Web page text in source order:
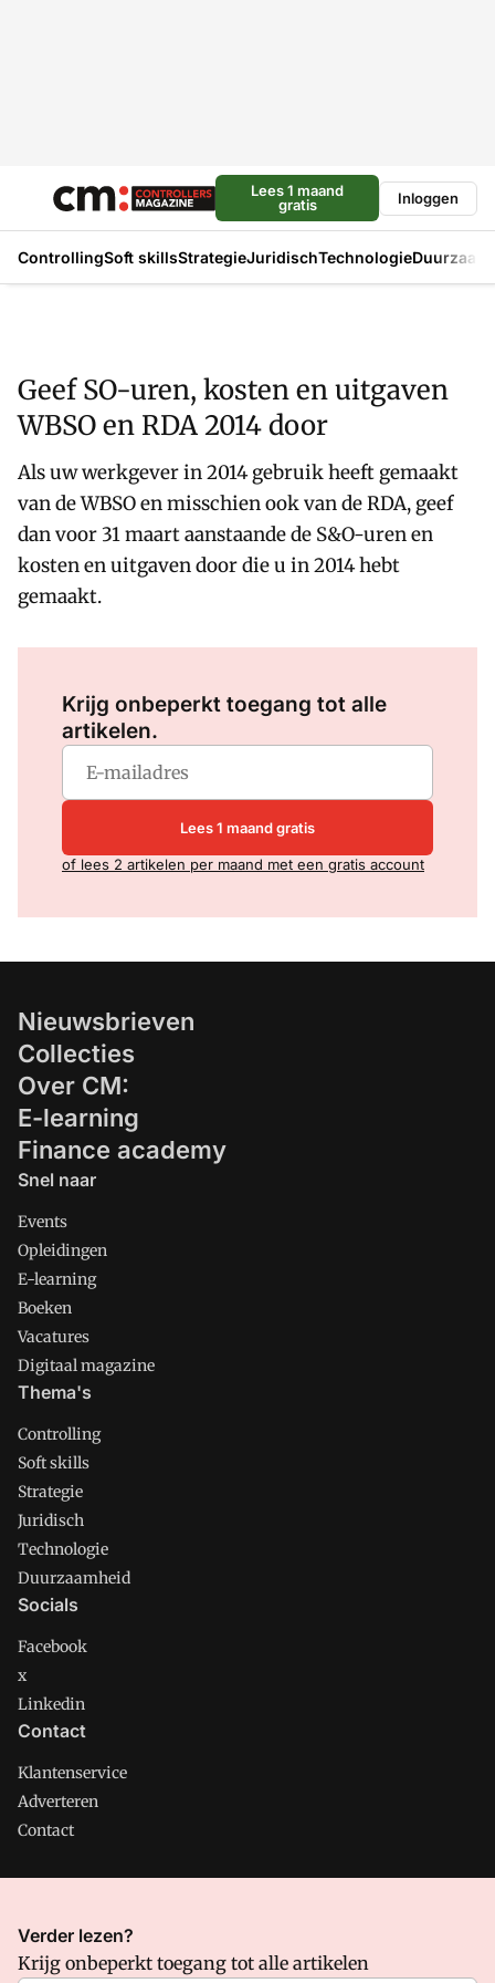
Lees 1 maand
gratis
Inloggen
ControllingSoft skillsStrategieJuridischTechnologie
Geef SO-uren, kosten en uitgaven
WBSO en RDA 2014 door
Als uw werkgever in 2014 gebruik heeft gemaakt
van de WBSO en misschien ook van de RDA, geef
dan voor 31 maart aanstaande de S&O-uren en
kosten en uitgaven door die u in 2014 hebt
gemaakt.
Krijg onbeperkt toegang tot alle
artikelen.
Lees 1 maand gratis
of lees 2 artikelen per maand met een gratis account
Nieuwsbrieven
Collecties
Over CM:
E-learning
Finance academy
Snel naar
Events
Opleidingen
E-learning
Boeken
Vacatures
Digitaal magazine
Thema's
Controlling
Soft skills
Strategie
Juridisch
Technologie
Duurzaamheid
Socials
Facebook
x
Linkedin
Contact
Klantenservice
Adverteren
Contact
CMweb is onderdeel van VMN media. Lees in
waar VMN media voor staat. Op gebruik van deze site zijn de
Verder lezen?
Krijg onbeperkt toegang tot alle artikelen